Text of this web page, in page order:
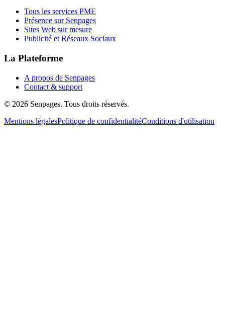
Tous les services PME
Présence sur Senpages
Sites Web sur mesure
Publicité et Réseaux Sociaux
La Plateforme
A propos de Senpages
Contact & support
© 2026 Senpages. Tous droits réservés.
Mentions légalesPolitique de confidentialitéConditions d'utilisation